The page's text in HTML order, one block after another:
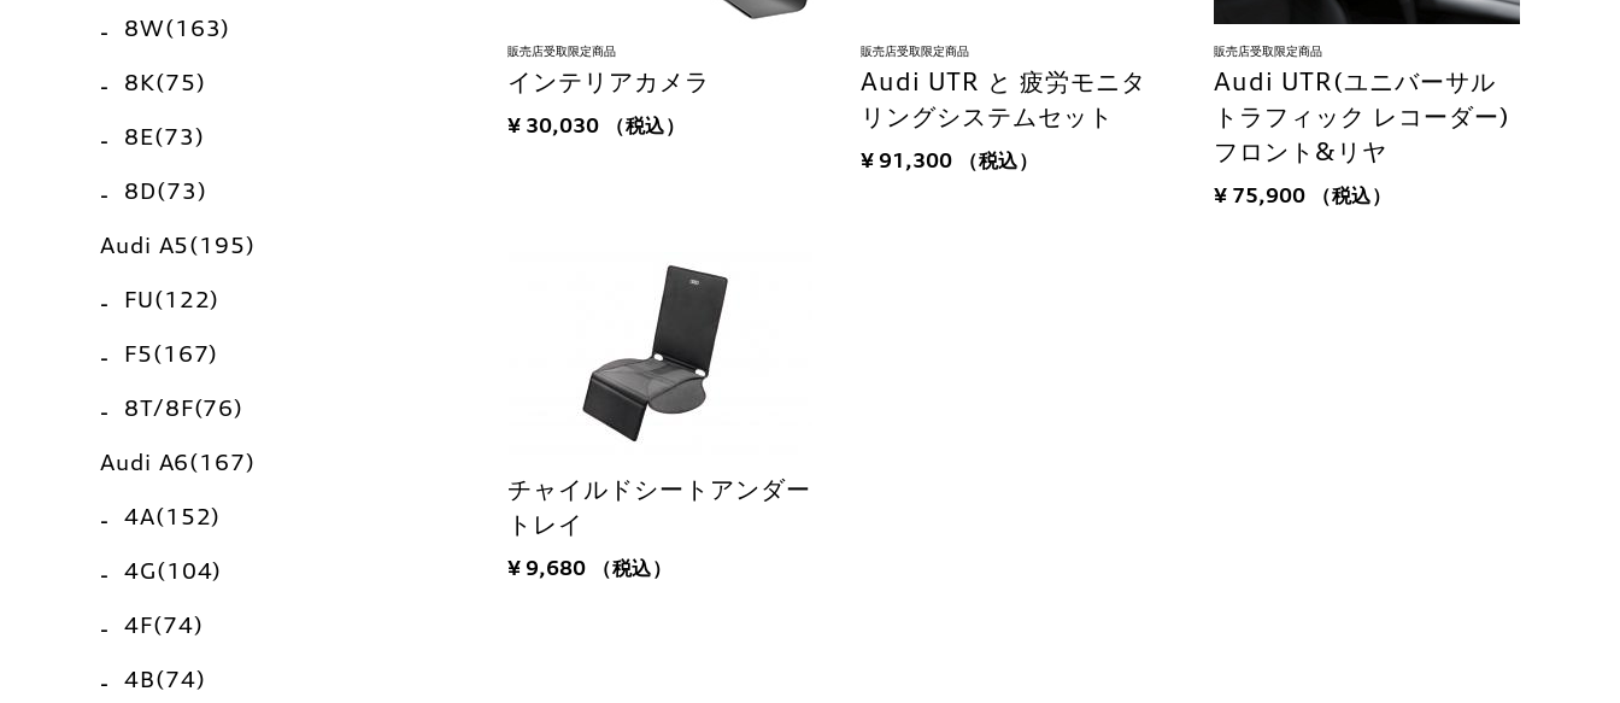
8W(163)
8K(75)
8E(73)
8D(73)
Audi A5(195)
FU(122)
F5(167)
8T/8F(76)
Audi A6(167)
4A(152)
4G(104)
4F(74)
4B(74)
販売店受取限定商品
インテリアカメラ
¥ 30,030 （税込）
販売店受取限定商品
Audi UTR と 疲労モニタ
リングシステムセット
¥ 91,300 （税込）
販売店受取限定商品
Audi UTR(ユニバーサル
トラフィック レコーダー)
フロント&リヤ
¥ 75,900 （税込）
チャイルドシートアンダー
トレイ
¥ 9,680 （税込）